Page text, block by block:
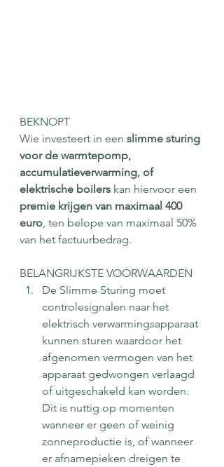
BEKNOPT
Wie investeert in een slimme sturing
voor de warmtepomp,
accumulatieverwarming, of
elektrische boilers kan hiervoor een
premie krijgen van maximaal 400
euro , ten belope van maximaal 50%
van het factuurbedrag.
BELANGRIJKSTE VOORWAARDEN
De Slimme Sturing moet
controlesignalen naar het
elektrisch verwarmingsapparaat
kunnen sturen waardoor het
afgenomen vermogen van het
apparaat gedwongen verlaagd
of uitgeschakeld kan worden.
Dit is nuttig op momenten
wanneer er geen of weinig
zonneproductie is, of wanneer
er afnamepieken dreigen te